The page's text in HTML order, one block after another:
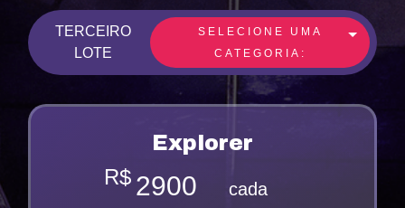
TERCEIRO
LOTE
SELECIONE UMA
CATEGORIA:
Explorer
2900
R$
cada